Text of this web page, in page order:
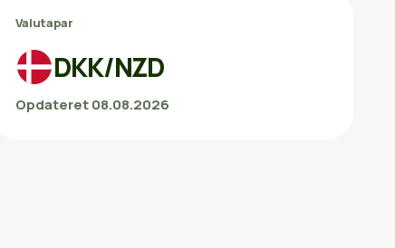
Valutapar
DKK/NZD
Opdateret 08.08.2026